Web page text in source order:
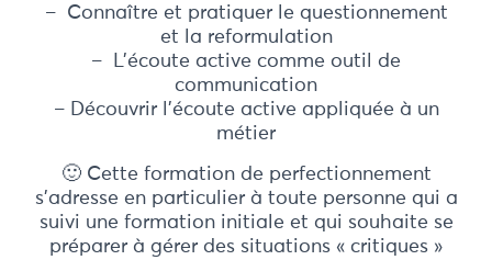
– Connaître et pratiquer le questionnement
et la reformulation
– L’écoute active comme outil de
communication
– Découvrir l’écoute active appliquée à un
métier
🙂 Cette formation de perfectionnement
s’adresse en particulier à toute personne qui a
suivi une formation initiale et qui souhaite se
préparer à gérer des situations « critiques »